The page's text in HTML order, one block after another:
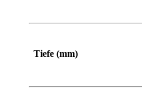
Tiefe (mm)